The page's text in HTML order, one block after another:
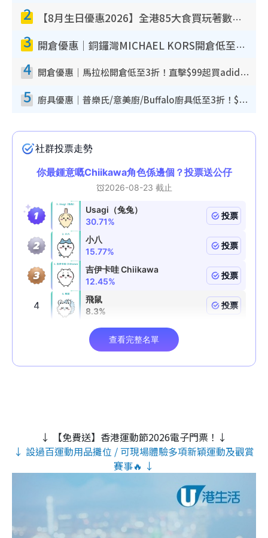
2 【8月生日優惠2026】全港85大食買玩著數攻略 自助餐/火鍋放題同行免費＋誠品/DONKI送現金券
3 開倉優惠｜銅鑼灣MICHAEL KORS開倉低至17折！直擊$500起買手袋/銀包/鞋款 必買經典Jet Set系列
4 開倉優惠｜馬拉松開倉低至3折！直擊$99起買adidas／New Balance／Puma鞋款 STANLEY保溫杯劈價至$119起
5 廚具優惠｜普樂氏/意美廚/Buffalo廚具低至3折！$89起買煎鍋／炒鑊／個人鍋 同場小家電激減至$99起
↓ 【免費送】香港運動節2026電子門票！↓
↓ 設過百運動用品攤位 / 可現場體驗多項新穎運動及觀賞
賽事🔥 ↓